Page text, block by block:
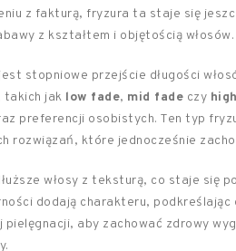
z fakturą, fryzura ta staje się
z kształtem i objętością włosów.
stopniowe przejście długości
takich jak low fade, mid fade czy
preferencji osobistych. Ten typ
rozwiązań, które jednocześnie
włosy z teksturą, co staje się
dodają charakteru,
pielęgnacji, aby zachować zdrowy